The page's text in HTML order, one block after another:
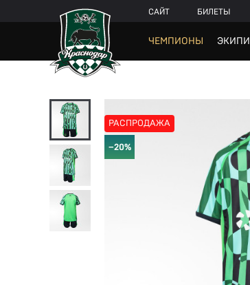
САЙТ БИЛЕТЫ
ЧЕМПИОНЫ
РАСПРОДАЖА
−20%